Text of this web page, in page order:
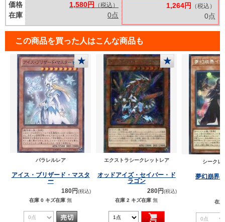
価格
在庫
1,580円
（税込）
0点
1,264円 （税込）
0点
この商品を買った人はこんな商品も
★
パラレルレア
アイス・ブリザード・マスタ
ー
180円(税込)
在庫 0 キズ在庫 無
★
エクストラシークレットレア
オッドアイズ・セイバー・ド
ラゴン
280円(税込)
在庫 2 キズ在庫 無
シークレ
夢幻崩界
在